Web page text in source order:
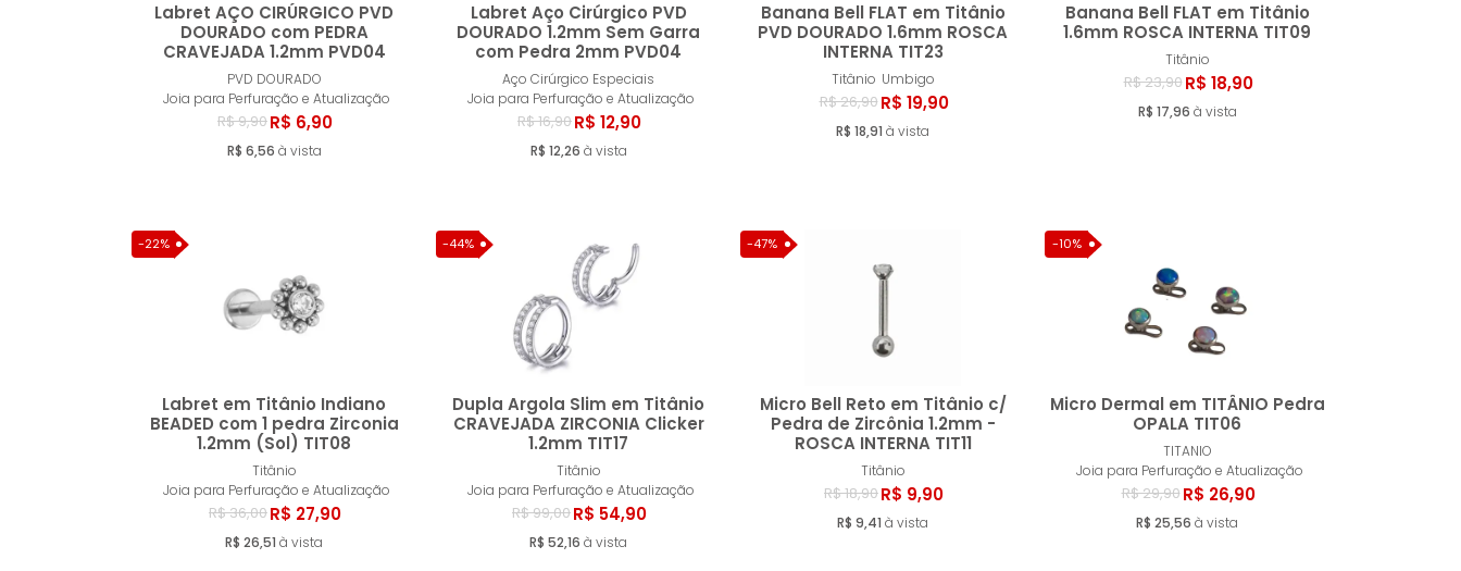
Labret AÇO CIRÚRGICO PVD
DOURADO com PEDRA
CRAVEJADA 1.2mm PVD04
PVD DOURADO
Joia para Perfuração e Atualização
R$ 9,90R$ 6,90
R$ 6,56 à vista
Comprar
Labret Aço Cirúrgico PVD
DOURADO 1.2mm Sem Garra
com Pedra 2mm PVD04
Aço Cirúrgico Especiais
Joia para Perfuração e Atualização
R$ 16,90R$ 12,90
R$ 12,26 à vista
Comprar
Banana Bell FLAT em Titânio
PVD DOURADO 1.6mm ROSCA
INTERNA TIT23
Titânio Umbigo
R$ 26,90R$ 19,90
R$ 18,91 à vista
Comprar
Banana Bell FLAT em Titânio
1.6mm ROSCA INTERNA TIT09
Titânio
R$ 23,90R$ 18,90
R$ 17,96 à vista
Comprar
-22%
Labret em Titânio Indiano
BEADED com 1 pedra Zirconia
1.2mm (Sol) TIT08
Titânio
Joia para Perfuração e Atualização
R$ 36,00R$ 27,90
R$ 26,51 à vista
Comprar
-44%
Dupla Argola Slim em Titânio
CRAVEJADA ZIRCONIA Clicker
1.2mm TIT17
Titânio
Joia para Perfuração e Atualização
R$ 99,00R$ 54,90
R$ 52,16 à vista
Comprar
-47%
Micro Bell Reto em Titânio c/
Pedra de Zircônia 1.2mm -
ROSCA INTERNA TIT11
Titânio
R$ 18,90R$ 9,90
R$ 9,41 à vista
Comprar
-10%
Micro Dermal em TITÂNIO Pedra
OPALA TIT06
TITANIO
Joia para Perfuração e Atualização
R$ 29,90R$ 26,90
R$ 25,56 à vista
Comprar